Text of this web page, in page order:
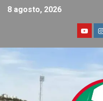
8 agosto, 2026